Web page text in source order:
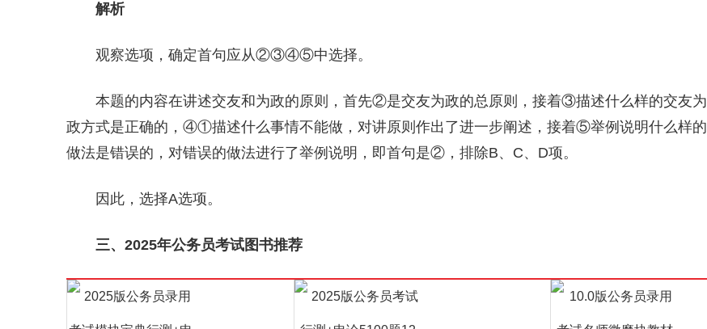
解析
观察选项，确定首句应从②③④⑤中选择。
本题的内容在讲述交友和为政的原则，首先②是交友为政的总原则，接着③描述什么样的交友为
政方式是正确的，④①描述什么事情不能做，对讲原则作出了进一步阐述，接着⑤举例说明什么样的
做法是错误的，对错误的做法进行了举例说明，即首句是②，排除B、C、D项。
因此，选择A选项。
三、2025年公务员考试图书推荐